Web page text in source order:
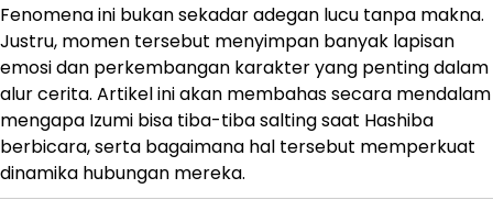
Fenomena ini bukan sekadar adegan lucu tanpa makna.
Justru, momen tersebut menyimpan banyak lapisan
emosi dan perkembangan karakter yang penting dalam
alur cerita. Artikel ini akan membahas secara mendalam
mengapa Izumi bisa tiba-tiba salting saat Hashiba
berbicara, serta bagaimana hal tersebut memperkuat
dinamika hubungan mereka.